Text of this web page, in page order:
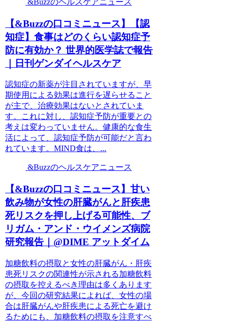
&Buzzのヘルスケアニュース
【&Buzzの口コミニュース】【認
知症】食事はどのくらい認知症予
防に有効か？ 世界的医学誌で報告
｜日刊ゲンダイヘルスケア
認知症の新薬が注目されていますが、早
期使用による効果は進行を遅らせること
が主で、治療効果はないとされていま
す。これに対し、認知症予防が重要との
考えは変わっていません。健康的な食生
活によって、認知症予防が可能だと言わ
れています。MIND食は、...
&Buzzのヘルスケアニュース
【&Buzzの口コミニュース】甘い
飲み物が女性の肝臓がんと肝疾患
死リスクを押し上げる可能性、ブ
リガム・アンド・ウイメンズ病院
研究報告｜@DIME アットダイム
加糖飲料の摂取と女性の肝臓がん・肝疾
患死リスクの関連性が示される加糖飲料
の摂取を控えるべき理由は多くあります
が、今回の研究結果によれば、女性の場
合は肝臓がんや肝疾患による死亡を避け
るためにも、加糖飲料の摂取を注意すべ